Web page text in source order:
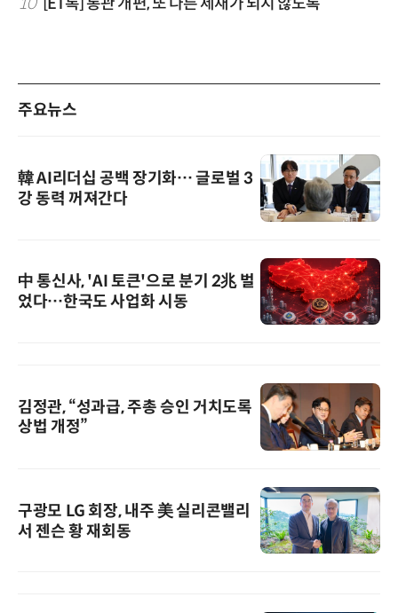
주요뉴스
韓 AI리더십 공백 장기화… 글로벌 3
강 동력 꺼져간다
中 통신사, 'AI 토큰'으로 분기 2兆 벌
었다…한국도 사업화 시동
김정관, “성과급, 주총 승인 거치도록
상법 개정”
구광모 LG 회장, 내주 美 실리콘밸리
서 젠슨 황 재회동